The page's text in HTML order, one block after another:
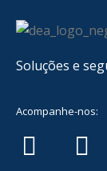
Soluções e
Acompanhe-nos: